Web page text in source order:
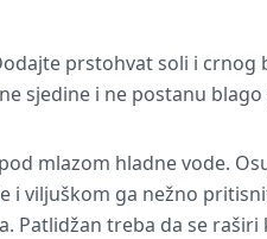
prstohvat soli i crnog
sjedine i ne postanu blago
mlazom hladne vode.
i viljuškom ga nežno
Patlidžan treba da se raširi